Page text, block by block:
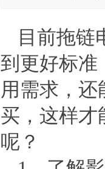
目前拖链
到更好标准
用需求，
买，这样才
呢？